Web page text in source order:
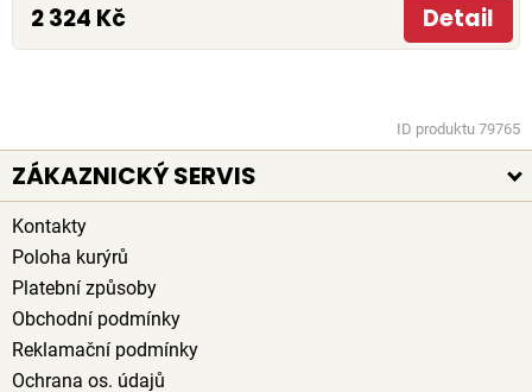
2 324 Kč Detail
ID produktu 79765
ZÁKAZNICKÝ SERVIS
Kontakty
Poloha kurýrů
Platební způsoby
Obchodní podmínky
Reklamační podmínky
Ochrana os. údajů